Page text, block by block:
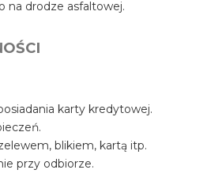
na drodze asfaltowej.
karty kredytowej.
blikiem, kartą itp.
przy odbiorze.